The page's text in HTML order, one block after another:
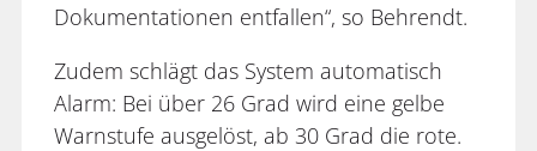
Dokumentationen entfallen“, so Behrendt.
Zudem schlägt das System automatisch
Alarm: Bei über 26 Grad wird eine gelbe
Warnstufe ausgelöst, ab 30 Grad die rote.